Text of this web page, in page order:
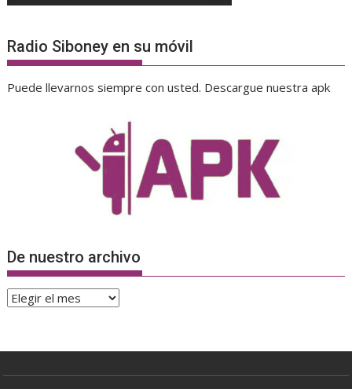
Radio Siboney en su móvil
Puede llevarnos siempre con usted. Descargue nuestra apk
De nuestro archivo
De